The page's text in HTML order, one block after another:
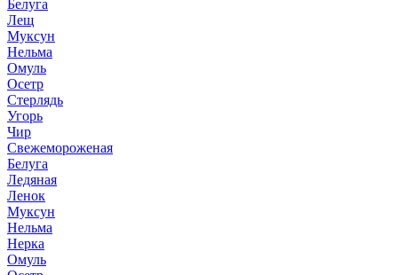
Белуга
Лещ
Муксун
Нельма
Омуль
Осетр
Стерлядь
Угорь
Чир
Свежемороженая
Белуга
Ледяная
Ленок
Муксун
Нельма
Нерка
Омуль